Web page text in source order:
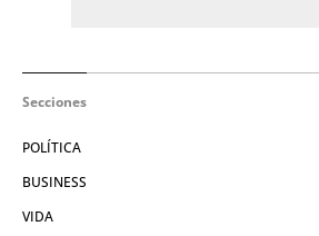
Secciones
POLÍTICA
BUSINESS
VIDA